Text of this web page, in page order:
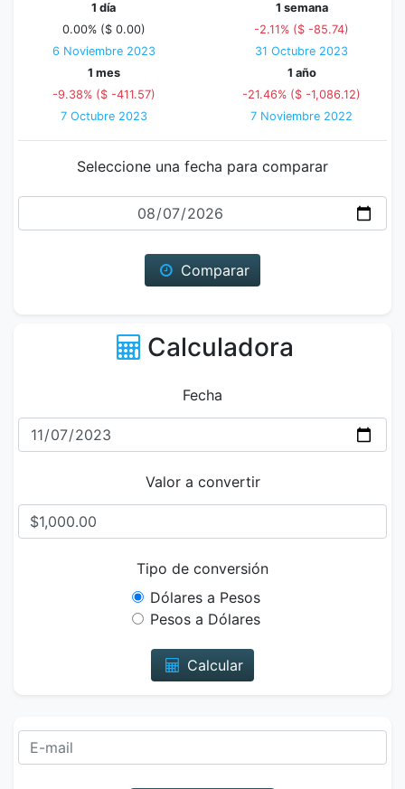
1 día
0.00% ($ 0.00)
6 Noviembre 2023
1 semana
-2.11% ($ -85.74)
31 Octubre 2023
1 mes
-9.38% ($ -411.57)
7 Octubre 2023
1 año
-21.46% ($ -1,086.12)
7 Noviembre 2022
Seleccione una fecha para comparar
Fecha
Comparar
Calculadora
Fecha
Valor a convertir
Tipo de conversión
Dólares a Pesos
Pesos a Dólares
Calcular